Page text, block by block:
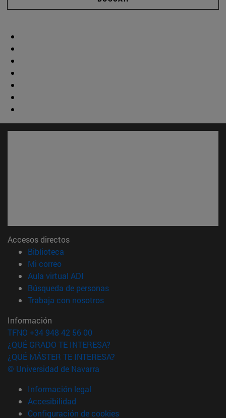
Accesos directos
Biblioteca
Mi correo(abre en nueva ventana)
Aula virtual ADI
Búsqueda de personas(abre en nueva ventana)
Trabaja con nosotros(abre en nueva ventana)
Información
TFNO +34 948 42 56 00
¿QUÉ GRADO TE INTERESA?
¿QUÉ MÁSTER TE INTERESA?
© Universidad de Navarra
Información legal
Accesibilidad
Configuración de cookies